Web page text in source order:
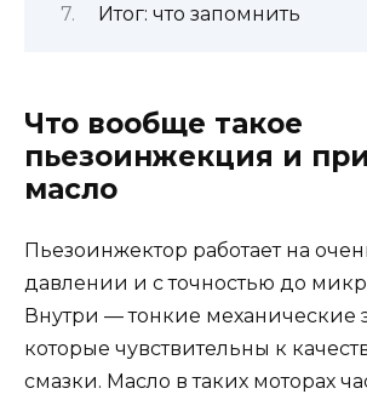
Итог: что запомнить
Что вообще такое
пьезоинжекция и
масло
Пьезоинжектор работает на
давлении и с точностью до
Внутри — тонкие механические
которые чувствительны к
смазки. Масло в таких моторах